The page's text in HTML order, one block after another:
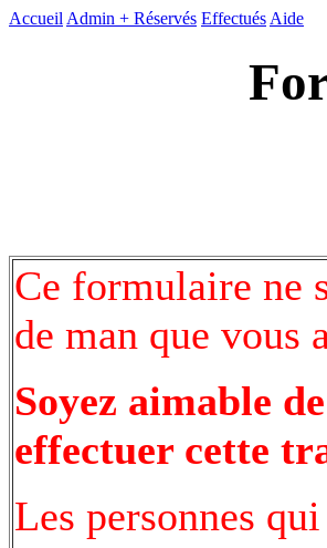
Accueil Admin + Réservés Effectués Aide
Ce formulaire ne
de man que vous
Soyez aimable
effectuer cette
Les personnes